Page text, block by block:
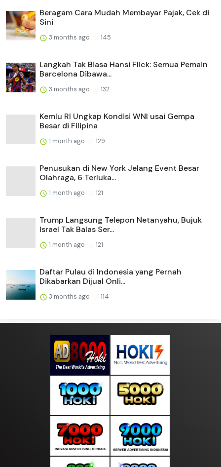
Beragam Cara Mudah Membayar Pajak, Cek di
Sini
3 months ago 145
Langkah Tak Biasa Hansi Flick: Semua Pemain
Barcelona Dibawa...
3 months ago 132
Kemlu RI Ungkap Kondisi WNI usai Gempa
Besar di Filipina
1 month ago 129
Penusukan di New York Jelang Event Besar
Olahraga, 6 Terluka...
1 month ago 121
Trump Langsung Telepon Netanyahu, Bujuk
Israel Tak Balas Ser...
1 month ago 121
Daftar Pulau di Indonesia yang Pernah
Dikabarkan Dijual Onli...
3 months ago 114